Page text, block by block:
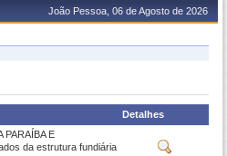
João Pessoa, 06 de Agosto de 2026
Detalhes
PARAÍBA E
da estrutura fundiária